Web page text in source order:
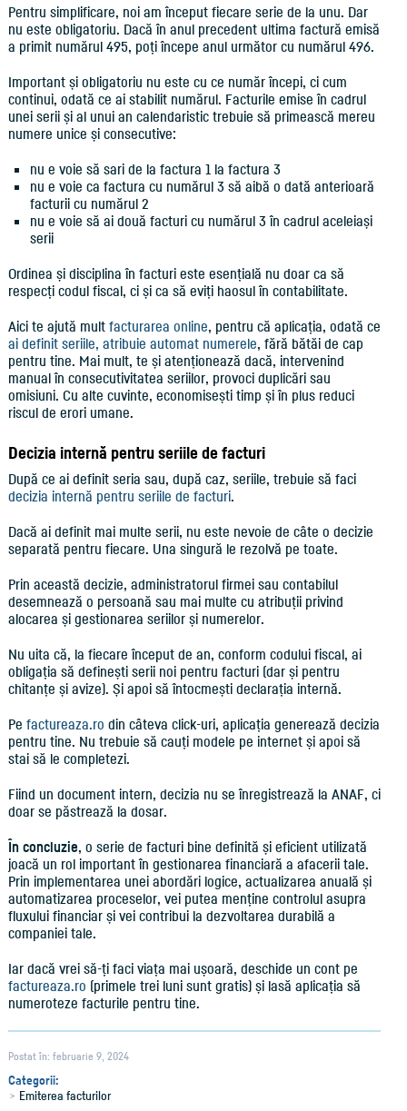
Pentru simplificare, noi am început fiecare serie de la unu. Dar
nu este obligatoriu. Dacă în anul precedent ultima factură emisă
a primit numărul 495, poți începe anul următor cu numărul 496.
Important și obligatoriu nu este cu ce număr începi, ci cum
continui, odată ce ai stabilit numărul. Facturile emise în cadrul
unei serii și al unui an calendaristic trebuie să primească mereu
numere unice și consecutive:
nu e voie să sari de la factura 1 la factura 3
nu e voie ca factura cu numărul 3 să aibă o dată anterioară
facturii cu numărul 2
nu e voie să ai două facturi cu numărul 3 în cadrul aceleiași
serii
Ordinea și disciplina în facturi este esențială nu doar ca să
respecți codul fiscal, ci și ca să eviți haosul în contabilitate.
Aici te ajută mult facturarea online, pentru că aplicația, odată ce
ai definit seriile, atribuie automat numerele, fără bătăi de cap
pentru tine. Mai mult, te și atenționează dacă, intervenind
manual în consecutivitatea seriilor, provoci duplicări sau
omisiuni. Cu alte cuvinte, economisești timp și în plus reduci
riscul de erori umane.
Decizia internă pentru seriile de facturi
După ce ai definit seria sau, după caz, seriile, trebuie să faci
decizia internă pentru seriile de facturi.
Dacă ai definit mai multe serii, nu este nevoie de câte o decizie
separată pentru fiecare. Una singură le rezolvă pe toate.
Prin această decizie, administratorul firmei sau contabilul
desemnează o persoană sau mai multe cu atribuții privind
alocarea și gestionarea seriilor și numerelor.
Nu uita că, la fiecare început de an, conform codului fiscal, ai
obligația să definești serii noi pentru facturi (dar și pentru
chitanțe și avize). Și apoi să întocmești declarația internă.
Pe factureaza.ro din câteva click-uri, aplicația generează decizia
pentru tine. Nu trebuie să cauți modele pe internet și apoi să
stai să le completezi.
Fiind un document intern, decizia nu se înregistrează la ANAF, ci
doar se păstrează la dosar.
În concluzie, o serie de facturi bine definită și eficient utilizată
joacă un rol important în gestionarea financiară a afacerii tale.
Prin implementarea unei abordări logice, actualizarea anuală și
automatizarea proceselor, vei putea menține controlul asupra
fluxului financiar și vei contribui la dezvoltarea durabilă a
companiei tale.
Iar dacă vrei să-ți faci viața mai ușoară, deschide un cont pe
factureaza.ro (primele trei luni sunt gratis) și lasă aplicația să
numeroteze facturile pentru tine.
Postat în: februarie 9, 2024
Categorii:
Emiterea facturilor